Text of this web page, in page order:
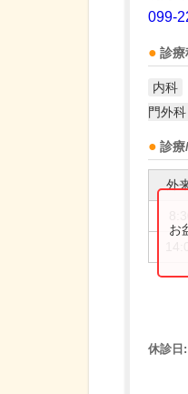
099-
診療
内科
門外科
診療
外
お
休診日: